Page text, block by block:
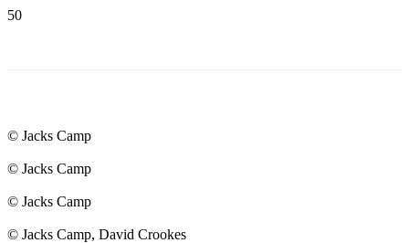
© Jacks Camp
© Jacks Camp
© Jacks Camp
© Jacks Camp, David Crookes